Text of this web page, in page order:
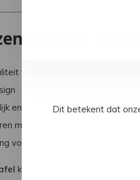
voor de 4SO
van 4 Seasons Outdoor
en weerbestendig
met 4SO loungesets
voor jarenlang gebruik
kies je voor een stijlvolle en
Dit betekent dat